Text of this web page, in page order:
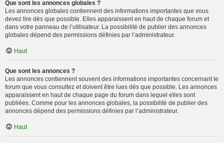
Que sont les annonces globales ?
Les annonces globales contiennent des informations importantes que vous
devez lire dès que possible. Elles apparaissent en haut de chaque forum et
dans votre panneau de l’utilisateur. La possibilité de publier des annonces
globales dépend des permissions définies par l’administrateur.
Haut
Que sont les annonces ?
Les annonces contiennent souvent des informations importantes concernant le
forum que vous consultez et doivent être lues dès que possible. Les annonces
apparaissent en haut de chaque page du forum dans lequel elles sont
publiées. Comme pour les annonces globales, la possibilité de publier des
annonces dépend des permissions définies par l’administrateur.
Haut